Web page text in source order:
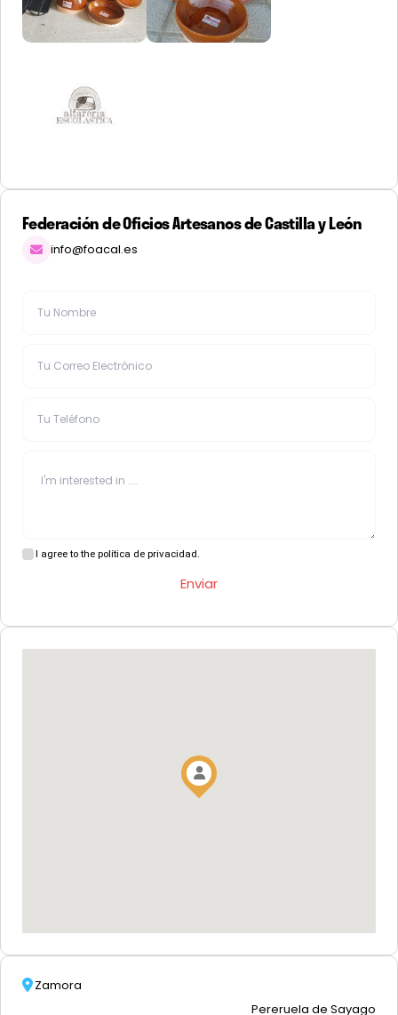
Federación de Oficios Artesanos de Castilla y León
info@foacal.es
I agree to the política de privacidad.
Enviar
Zamora
Pereruela de Sayago